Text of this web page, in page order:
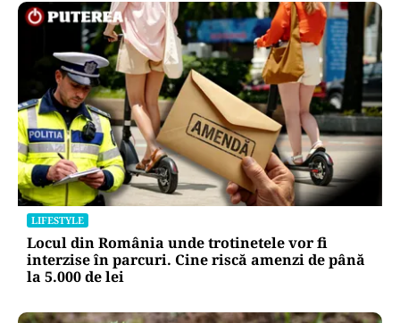
LIFESTYLE
Locul din România unde trotinetele vor fi
interzise în parcuri. Cine riscă amenzi de până
la 5.000 de lei